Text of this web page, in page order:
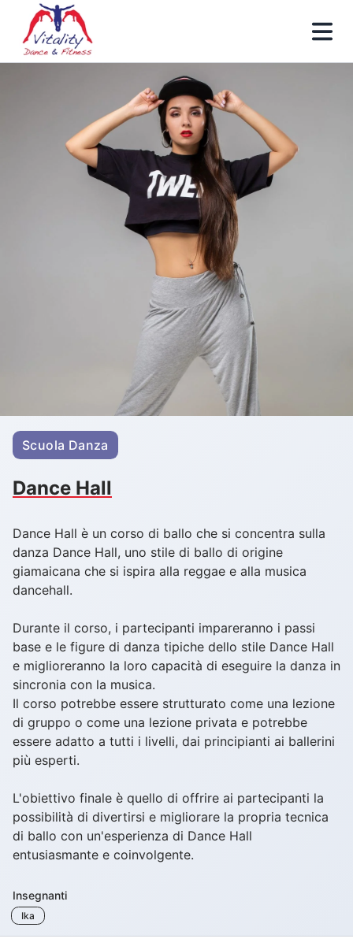
Scuola Danza
Dance Hall
Dance Hall è un corso di ballo che si concentra sulla
danza Dance Hall, uno stile di ballo di origine
giamaicana che si ispira alla reggae e alla musica
dancehall.
Durante il corso, i partecipanti impareranno i passi
base e le figure di danza tipiche dello stile Dance Hall
e miglioreranno la loro capacità di eseguire la danza in
sincronia con la musica.
Il corso potrebbe essere strutturato come una lezione
di gruppo o come una lezione privata e potrebbe
essere adatto a tutti i livelli, dai principianti ai ballerini
più esperti.
L'obiettivo finale è quello di offrire ai partecipanti la
possibilità di divertirsi e migliorare la propria tecnica
di ballo con un'esperienza di Dance Hall
entusiasmante e coinvolgente.
Insegnanti
Ika